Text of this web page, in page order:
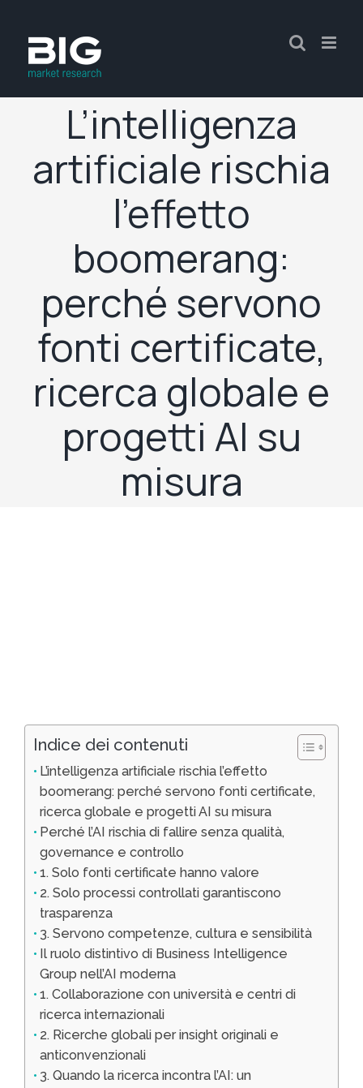
L’intelligenza
artificiale rischia
l’effetto
boomerang:
perché servono
fonti certificate,
ricerca globale e
progetti AI su
misura
Indice dei contenuti
L’intelligenza artificiale rischia l’effetto
boomerang: perché servono fonti certificate,
ricerca globale e progetti AI su misura
Perché l’AI rischia di fallire senza qualità,
governance e controllo
1. Solo fonti certificate hanno valore
2. Solo processi controllati garantiscono
trasparenza
3. Servono competenze, cultura e sensibilità
Il ruolo distintivo di Business Intelligence
Group nell’AI moderna
1. Collaborazione con università e centri di
ricerca internazionali
2. Ricerche globali per insight originali e
anticonvenzionali
3. Quando la ricerca incontra l’AI: un